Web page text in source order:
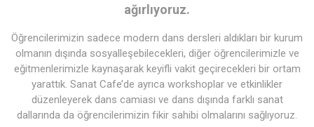
ağırlıyoruz.
Öğrencilerimizin sadece modern dans dersleri aldıkları bir kurum
olmanın dışında sosyalleşebilecekleri, diğer öğrencilerimizle ve
eğitmenlerimizle kaynaşarak keyifli vakit geçirecekleri bir ortam
yarattık. Sanat Cafe’de ayrıca workshoplar ve etkinlikler
düzenleyerek dans camiası ve dans dışında farklı sanat
dallarında da öğrencilerimizin fikir sahibi olmalarını sağlıyoruz.